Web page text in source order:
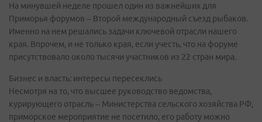
На минувшей неделе прошел один из важнейших для
Приморья форумов – Второй международный съезд рыбаков.
Именно на нем решались задачи ключевой отрасли нашего
края. Впрочем, и не только края, если учесть, что на форуме
присутствовало около тысячи участников из 22 стран мира.
Бизнес и власть: интересы пересеклись
Несмотря на то, что высшее руководство ведомства,
курирующего отрасль – Министерства сельского хозяйства РФ,
приморское мероприятие не посетило, его работу можно